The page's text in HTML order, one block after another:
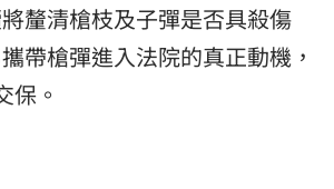
釐清槍枝及子彈是否具殺傷
帶槍彈進入法院的真正動機，
保。